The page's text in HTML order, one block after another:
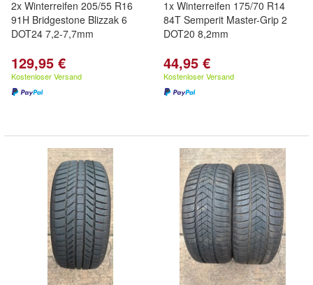
2x Winterreifen 205/55 R16
91H Bridgestone Blizzak 6
DOT24 7,2-7,7mm
129,95 €
Kostenloser Versand
1x Winterreifen 175/70 R14
84T Semperit Master-Grip 2
DOT20 8,2mm
44,95 €
Kostenloser Versand